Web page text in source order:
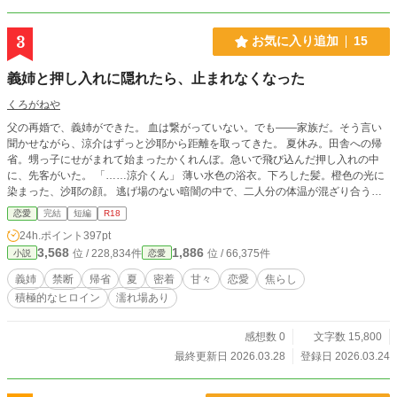
3 お気に入り追加 15
義姉と押し入れに隠れたら、止まれなくなった
くろがねや
父の再婚で、義姉ができた。 血は繋がっていない。でも——家族だ。そう言い
聞かせながら、涼介はずっと沙耶から距離を取ってきた。 夏休み。田舎への帰
省。甥っ子にせがまれて始まったかくれんぼ。急いで飛び込んだ押し入れの中
に、先客がいた。 「……涼介くん」 薄い水色の浴衣。下ろした髪。橙色の光に
染まった、沙耶の顔。 逃げ場のない暗闇の中で、二人分の体温が混ざり合う。
夜、来て。 その一言が——涼介の、全部を壊した。 甘くて、苦しくて、止まれ
ない。 これは、ある夏の、秘密の話。
恋愛 完結 短編 R18
24h.ポイント 397pt
小説 3,568 位 / 228,834件 恋愛 1,886 位 / 66,375件
義姉 禁断 帰省 夏 密着 甘々 恋愛
焦らし
積極的なヒロイン
濡れ場あり
感想数 0
文字数 15,800
最終更新日 2026.03.28
登録日 2026.03.24